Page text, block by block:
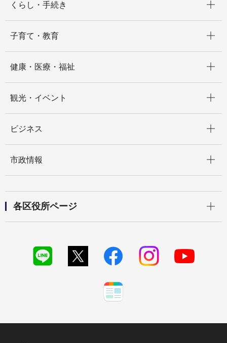
くらし・手続き
子育て・教育
健康・医療・福祉
観光・イベント
ビジネス
市政情報
各区役所ページ